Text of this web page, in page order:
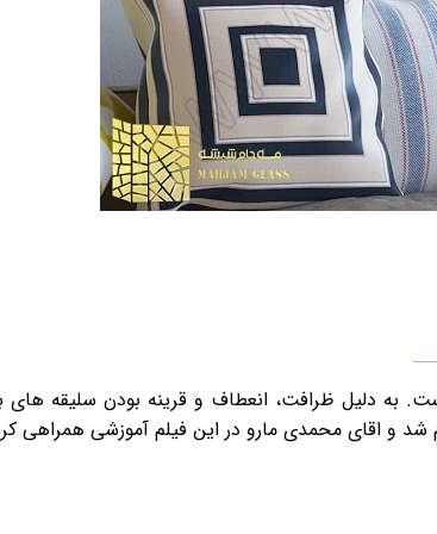
دلیل ظرافت، انعطاف و قرینه بودن سلیقه های
و اقای محمدی مارو در این فیلم آموزشی همراهی